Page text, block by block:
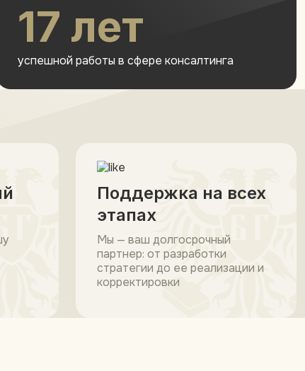
17 лет
успешной работы в сфере консалтинга
Поддержка на всех
этапах
Мы — ваш долгосрочный
партнер: от разработки
стратегии до ее реализации и
корректировки